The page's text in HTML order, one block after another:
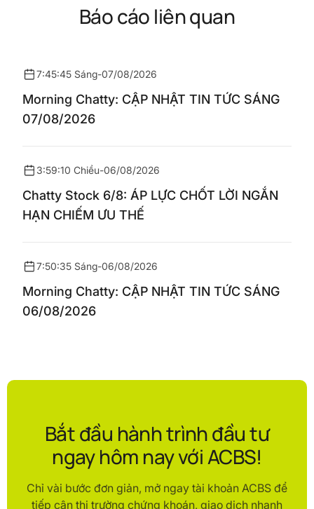
Báo cáo liên quan
7:45:45 Sáng-07/08/2026
Morning Chatty: CẬP NHẬT TIN TỨC SÁNG
07/08/2026
3:59:10 Chiều-06/08/2026
Chatty Stock 6/8: ÁP LỰC CHỐT LỜI NGẮN
HẠN CHIẾM ƯU THẾ
7:50:35 Sáng-06/08/2026
Morning Chatty: CẬP NHẬT TIN TỨC SÁNG
06/08/2026
Bắt đầu hành trình đầu tư
ngay hôm nay với ACBS!
Chỉ vài bước đơn giản, mở ngay tài khoản ACBS để
tiếp cận thị trường chứng khoán, giao dịch nhanh